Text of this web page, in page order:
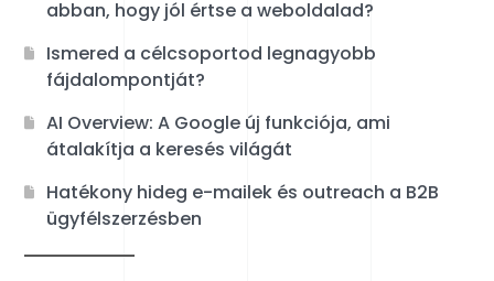
abban, hogy jól értse a weboldalad?
Ismered a célcsoportod legnagyobb
fájdalompontját?
AI Overview: A Google új funkciója, ami
átalakítja a keresés világát
Hatékony hideg e-mailek és outreach a B2B
ügyfélszerzésben